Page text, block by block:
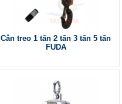
Cân treo 1 tấn 2 tấn 3 tấn 5 tấn
FUDA